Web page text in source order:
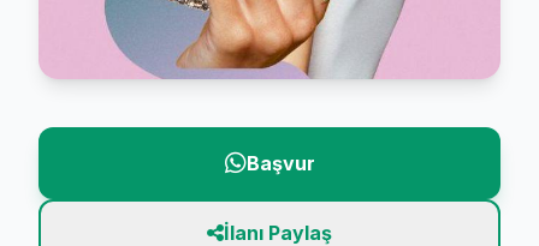
Başvur
İlanı Paylaş